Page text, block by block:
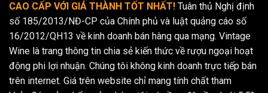
CAO CẤP VỚI GIÁ THÀNH TỐT NHẤT! Tuân thủ Nghị định
số 185/2013/NĐ-CP của Chính phủ và luật quảng cáo số
16/2012/QH13 về kinh doanh bán hàng qua mạng. Vintage
Wine là trang thông tin chia sẻ kiến thức về rượu ngoại hoạt
động phi lợi nhuận. Chúng tôi không kinh doanh trực tiếp bán
trên internet. Giá trên website chỉ mang tính chất tham